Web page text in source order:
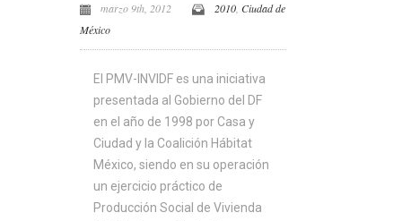
marzo 9th, 2012 2010 Ciudad de
México
El PMV-INVIDF es una iniciativa
presentada al Gobierno del DF
en el año de 1998 por Casa y
Ciudad y la Coalición Hábitat
México, siendo en su operación
un ejercicio práctico de
Producción Social de Vivienda